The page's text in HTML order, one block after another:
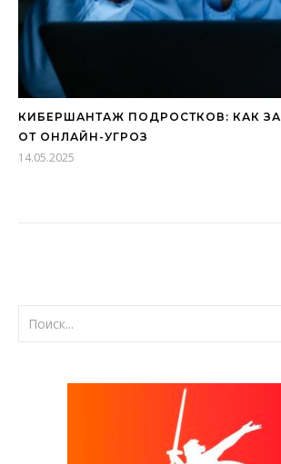
КИБЕРШАНТАЖ ПОДРОСТКОВ: КАК
ОТ ОНЛАЙН-УГРОЗ
14.05.2025